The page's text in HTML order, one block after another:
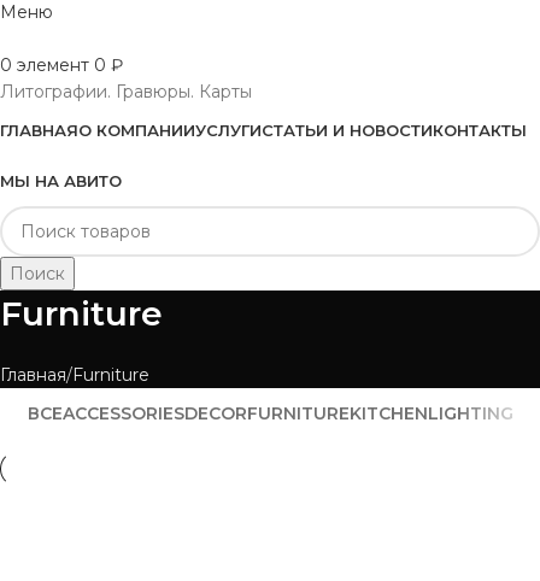
Меню
0 элемент 0 ₽
Литографии. Гравюры. Карты
ГЛАВНАЯО КОМПАНИИУСЛУГИСТАТЬИ И НОВОСТИКОНТАКТЫ
МЫ НА АВИТО
Поиск
Furniture
Главная Furniture
ВСЕACCESSORIESDECORFURNITUREKITCHENLIGHTING